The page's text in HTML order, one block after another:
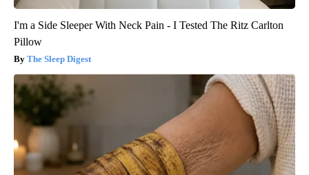
I'm a Side Sleeper With Neck Pain - I Tested The Ritz Carlton
Pillow
The Sleep Digest